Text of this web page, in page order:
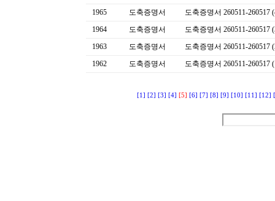
1965
도축증명서
도축증명서 260511-260517
1964
도축증명서
도축증명서 260511-260517
1963
도축증명서
도축증명서 260511-260517
1962
도축증명서 도축증명서 260511-260517
[1] [2] [3] [4] [5] [6] [7] [8] [9] [10] [11] [12]